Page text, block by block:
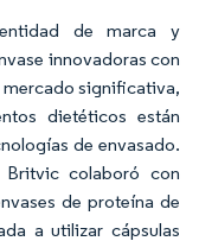
de marca y
innovadoras con
significativa,
dietéticos están
de envasado.
colaboró con
de proteína de
a utilizar cápsulas